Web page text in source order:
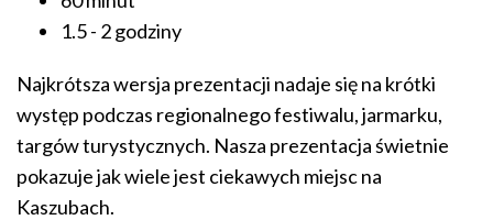
1.5 - 2 godziny
Najkrótsza wersja prezentacji nadaje się na krótki
występ podczas regionalnego festiwalu, jarmarku,
targów turystycznych. Nasza prezentacja świetnie
pokazuje jak wiele jest ciekawych miejsc na
Kaszubach.